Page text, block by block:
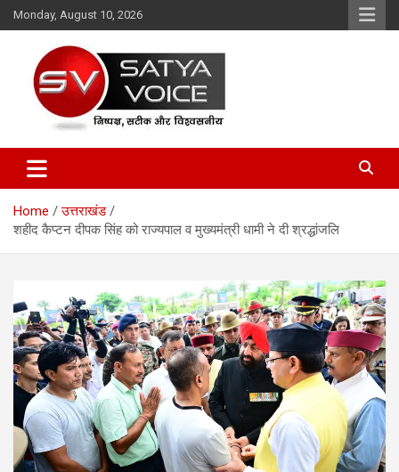
Skip
to
Monday, August 10, 2026
Satya Voice
Home
उत्तराखंड
शहीद कैप्टन दीपक सिंह को राज्यपाल व मुख्यमंत्री धामी ने दी श्रद्धांजलि